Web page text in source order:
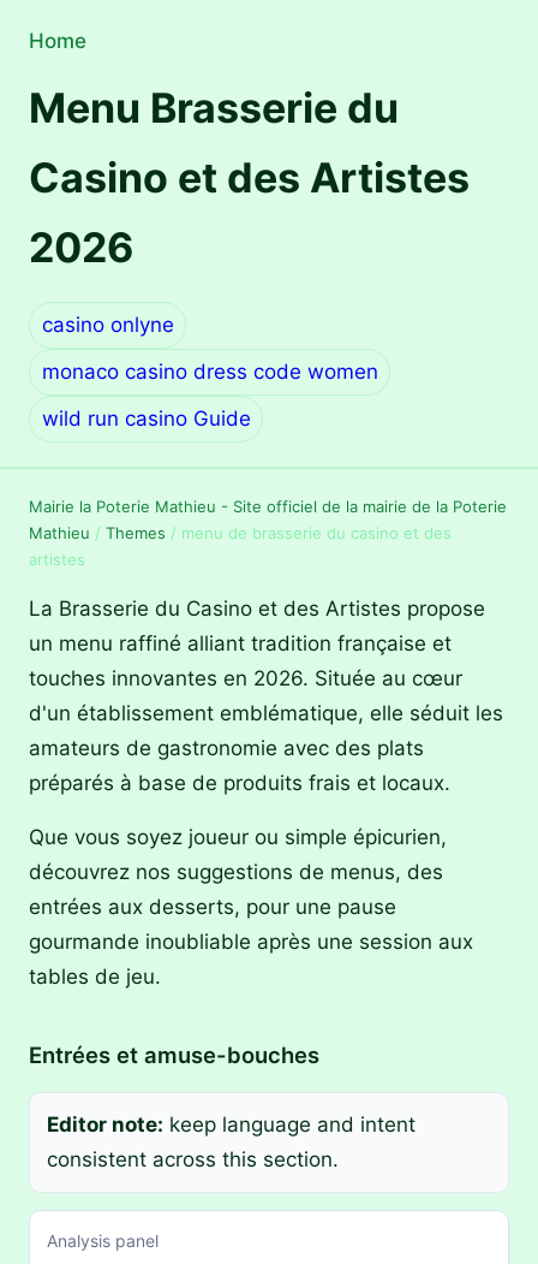
Home
Menu Brasserie du
Casino et des Artistes
2026
casino onlyne
monaco casino dress code women
wild run casino Guide
Mairie la Poterie Mathieu - Site officiel de la mairie de la Poterie
Mathieu / Themes / menu de brasserie du casino et des
artistes
La Brasserie du Casino et des Artistes propose
un menu raffiné alliant tradition française et
touches innovantes en 2026. Située au cœur
d'un établissement emblématique, elle séduit les
amateurs de gastronomie avec des plats
préparés à base de produits frais et locaux.
Que vous soyez joueur ou simple épicurien,
découvrez nos suggestions de menus, des
entrées aux desserts, pour une pause
gourmande inoubliable après une session aux
tables de jeu.
Entrées et amuse-bouches
Editor note: keep language and intent
consistent across this section.
Analysis panel